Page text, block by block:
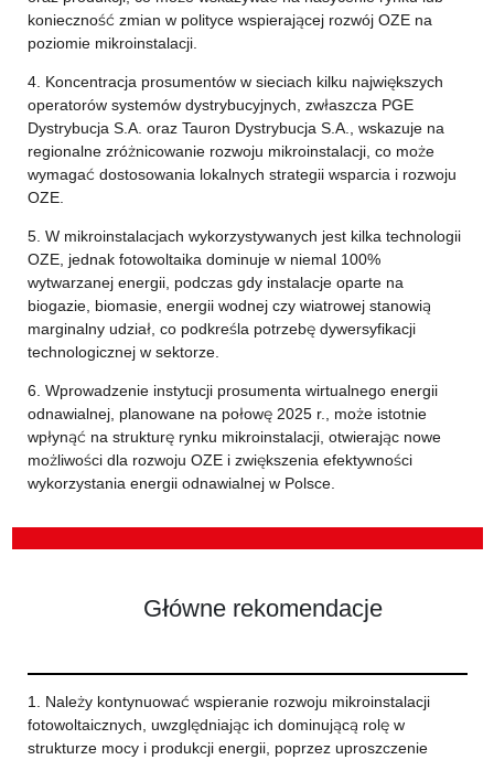
konieczność zmian w polityce wspierającej rozwój OZE na
poziomie mikroinstalacji.
4. Koncentracja prosumentów w sieciach kilku największych
operatorów systemów dystrybucyjnych, zwłaszcza PGE
Dystrybucja S.A. oraz Tauron Dystrybucja S.A., wskazuje na
regionalne zróżnicowanie rozwoju mikroinstalacji, co może
wymagać dostosowania lokalnych strategii wsparcia i rozwoju
OZE.
5. W mikroinstalacjach wykorzystywanych jest kilka technologii
OZE, jednak fotowoltaika dominuje w niemal 100%
wytwarzanej energii, podczas gdy instalacje oparte na
biogazie, biomasie, energii wodnej czy wiatrowej stanowią
marginalny udział, co podkreśla potrzebę dywersyfikacji
technologicznej w sektorze.
6. Wprowadzenie instytucji prosumenta wirtualnego energii
odnawialnej, planowane na połowę 2025 r., może istotnie
wpłynąć na strukturę rynku mikroinstalacji, otwierając nowe
możliwości dla rozwoju OZE i zwiększenia efektywności
wykorzystania energii odnawialnej w Polsce.
Główne rekomendacje
1. Należy kontynuować wspieranie rozwoju mikroinstalacji
fotowoltaicznych, uwzględniając ich dominującą rolę w
strukturze mocy i produkcji energii, poprzez uproszczenie